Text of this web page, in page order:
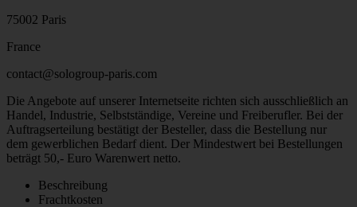
75002 Paris
France
contact@sologroup-paris.com
Die Angebote auf unserer Internetseite richten sich ausschließlich an
Handel, Industrie, Selbstständige, Vereine und Freiberufler. Bei der
Auftragserteilung bestätigt der Besteller, dass die Bestellung nur
dem gewerblichen Bedarf dient. Der Mindestwert bei Bestellungen
beträgt 50,- Euro Warenwert netto.
Beschreibung
Frachtkosten